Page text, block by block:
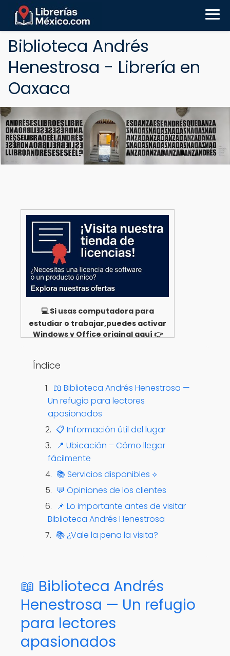
Biblioteca Andrés
Henestrosa - Librería en
Oaxaca
💻 Si usas computadora para
estudiar o trabajar,puedes activar
Windows y Office original aquí 👉
Índice
📖 Biblioteca Andrés Henestrosa —
Un refugio para lectores
apasionados
📋 Información útil del lugar
📍 Ubicación – Cómo llegar
fácilmente
📚 Servicios disponibles ⟡
💬 Opiniones de los clientes
📌 Lo importante antes de visitar
Biblioteca Andrés Henestrosa
📚 ¿Vale la pena la visita?
📖 Biblioteca Andrés
Henestrosa — Un refugio
para lectores
apasionados